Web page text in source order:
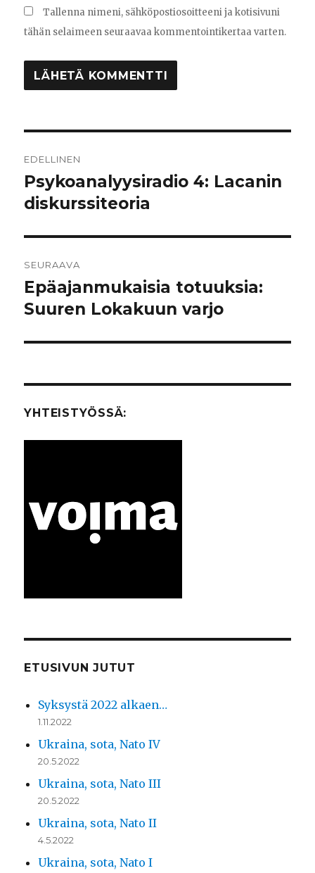
Tallenna nimeni, sähköpostiosoitteeni ja kotisivuni
tähän selaimeen seuraavaa kommentointikertaa varten.
selaus
EDELLINEN
Edellinen
artikkeli:
Psykoanalyysiradio 4: Lacanin
diskurssiteoria
SEURAAVA
Seuraava
artikkeli:
Epäajanmukaisia totuuksia:
Suuren Lokakuun varjo
YHTEISTYÖSSÄ:
ETUSIVUN JUTUT
Syksystä 2022 alkaen…
1.11.2022
Ukraina, sota, Nato IV
20.5.2022
Ukraina, sota, Nato III
20.5.2022
Ukraina, sota, Nato II
4.5.2022
Ukraina, sota, Nato I